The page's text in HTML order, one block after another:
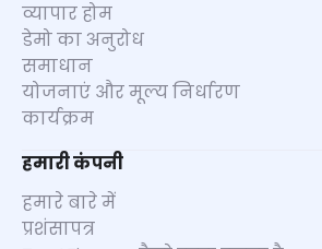
व्यापार होम
डेमो का अनुरोध
समाधान
योजनाएं और मूल्य निर्धारण
कार्यक्रम
हमारी कंपनी
हमारे बारे में
प्रशंसापत्र